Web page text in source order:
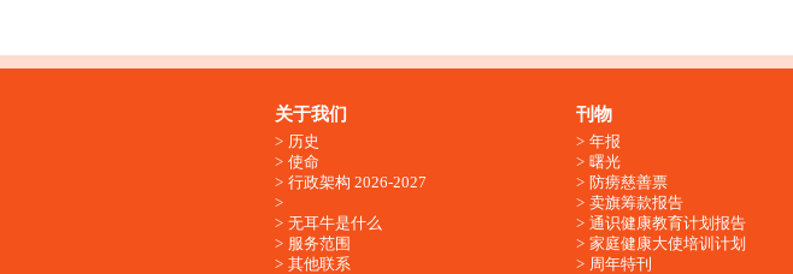
关于我们
历史
使命
行政架构 2026-2027
无耳牛是什么
服务范围
其他联系
刊物
年报
曙光
防痨慈善票
卖旗筹款报告
通识健康教育计划报告
家庭健康大使培训计划
周年特刊